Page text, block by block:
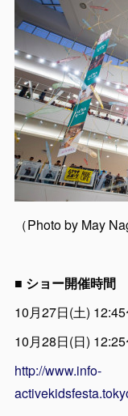
（Photo by May
■ ショー開催時間
10月27日(土)
10月28日(日)
http://www.info-